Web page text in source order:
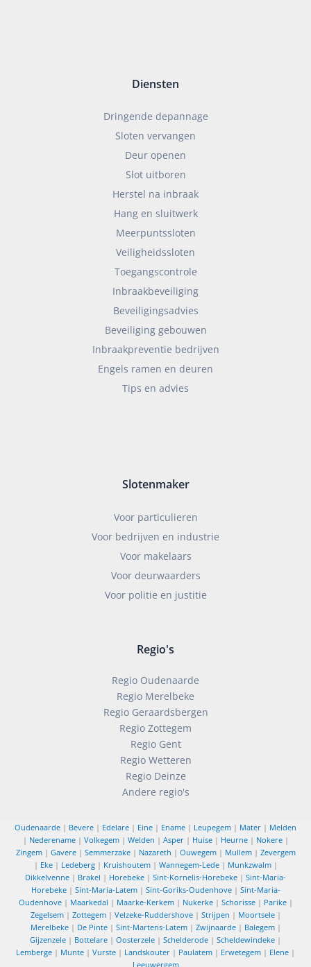
Diensten
Dringende depannage
Sloten vervangen
Deur openen
Slot uitboren
Herstel na inbraak
Hang en sluitwerk
Meerpuntssloten
Veiligheidssloten
Toegangscontrole
Inbraakbeveiliging
Beveiligingsadvies
Beveiliging gebouwen
Inbraakpreventie bedrijven
Engels ramen en deuren
Tips en advies
Slotenmaker
Voor particulieren
Voor bedrijven en industrie
Voor makelaars
Voor deurwaarders
Voor politie en justitie
Regio's
Regio Oudenaarde
Regio Merelbeke
Regio Geraardsbergen
Regio Zottegem
Regio Gent
Regio Wetteren
Regio Deinze
Andere regio's
Oudenaarde | Bevere | Edelare | Eine | Ename | Leupegem | Mater | Melden
| Nederename| Volkegem| Welden | Asper| Huise| Heurne| Nokere|
Zingem| Gavere| Semmerzake| Nazareth | Ouwegem| Mullem| Zevergem
| Eke| Ledeberg| Kruishoutem| Wannegem-Lede| Munkzwalm|
Dikkelvenne | Brakel | Horebeke | Sint-Kornelis-Horebeke | Sint-Maria-
Horebeke| Sint-Maria-Latem| Sint-Goriks-Oudenhove| Sint-Maria-
Oudenhove| Maarkedal | Maarke-Kerkem| Nukerke| Schorisse| Parike|
Zegelsem| Zottegem| Velzeke-Ruddershove| Strijpen | Moortsele|
Merelbeke| De Pinte| Sint-Martens-Latem| Zwijnaarde| Balegem|
Gijzenzele | Bottelare | Oosterzele | Schelderode | Scheldewindeke |
Lemberge | Munte | Vurste | Landskouter | Paulatem | Erwetegem | Elene |
Leeuwergem